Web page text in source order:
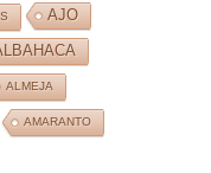
AJO
ALMEJA
AMARANTO